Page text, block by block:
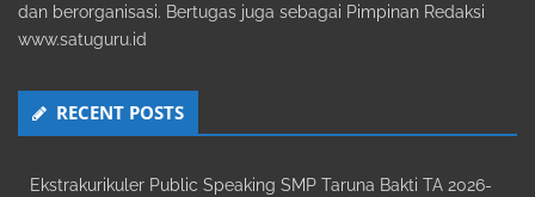
dan berorganisasi. Bertugas juga sebagai Pimpinan Redaksi
www.satuguru.id
RECENT POSTS
Ekstrakurikuler Public Speaking SMP Taruna Bakti TA 2026-